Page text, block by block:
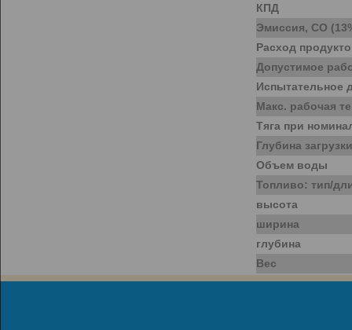
КПД
Эмиссия, СО
Расход
Допустимое
Испытательное
Макс. рабочая
Тяга при
Глубина
Объем воды
Топливо: тип/
высота
ширина
глубина
Вес